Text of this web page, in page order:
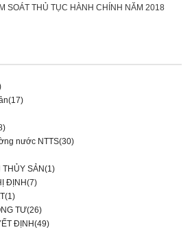
SOÁT THỦ TỤC HÀNH CHÍNH NĂM 2018
nước NTTS(30)
THỦY SẢN(1)
ĐỊNH(7)
TƯ(26)
ĐỊNH(49)